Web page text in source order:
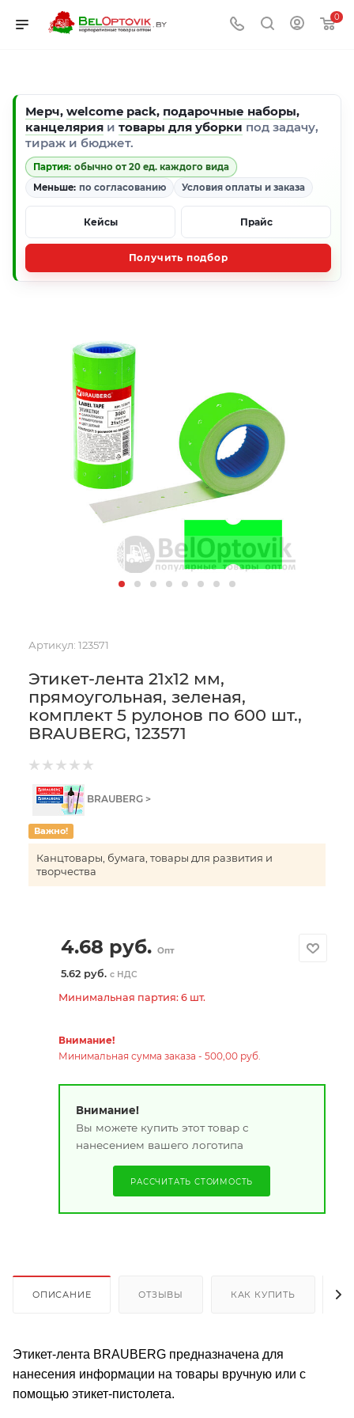
0
Мерч, welcome pack, подарочные наборы,
канцелярия и товары для уборки под задачу,
тираж и бюджет.
Партия: обычно от 20 ед. каждого вида
Меньше: по согласованию Условия оплаты и заказа
Кейсы Прайс
Получить подбор
Артикул: 123571
Этикет-лента 21х12 мм,
прямоугольная, зеленая,
комплект 5 рулонов по 600 шт.,
BRAUBERG, 123571
BRAUBERG >
Важно!
Канцтовары, бумага, товары для развития и
творчества
4.68 руб. Опт
5.62 руб. с НДС
Минимальная партия: 6 шт.
Внимание!
Минимальная сумма заказа - 500,00 руб.
Внимание!
Вы можете купить этот товар с
нанесением вашего логотипа
РАССЧИТАТЬ СТОИМОСТЬ
ОПИСАНИЕ ОТЗЫВЫ КАК КУПИТЬ
Этикет-лента BRAUBERG предназначена для
нанесения информации на товары вручную или с
помощью этикет-пистолета.